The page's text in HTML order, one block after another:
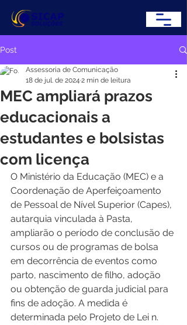
Post
MEC ampliará prazos
educacionais a
estudantes e bolsistas
com licença
Assessoria de Comunicação
18 de jul. de 2024 2 min de leitura
O Ministério da Educação (MEC) e a
Coordenação de Aperfeiçoamento
de Pessoal de Nível Superior (Capes),
autarquia vinculada à Pasta,
ampliarão o período de conclusão de
cursos ou de programas de bolsa
em decorrência de eventos como
parto, nascimento de filho, adoção
ou obtenção de guarda judicial para
fins de adoção. A medida é
determinada pelo Projeto de Lei n.